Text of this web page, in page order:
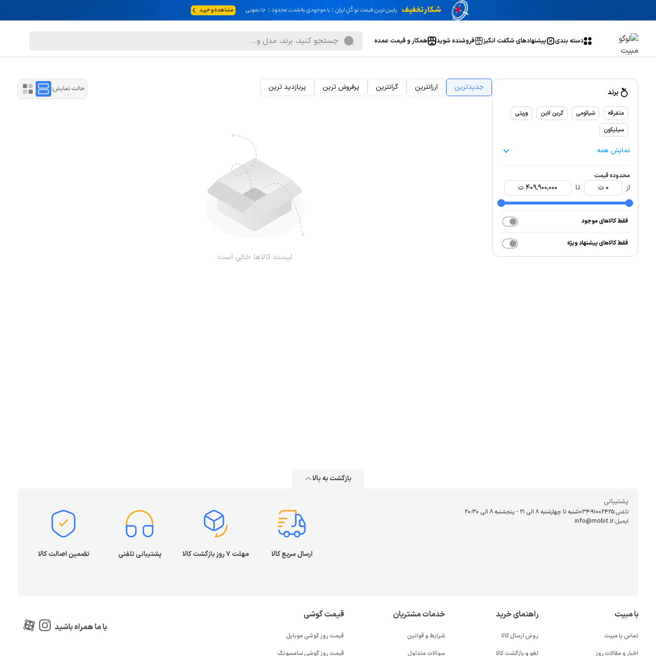
دسته بندی پیشنهاد‌های شگفت انگیز فروشنده شوید همکار و قیمت عمده
برند
متفرقه شیائومی گرین لاین
وریتی
سیلیکون
نمایش همه
محدوده قیمت
از 0 ت تا 409,900,000 ت
فقط کالاهای موجود
فقط کالاهای پیشنهاد ویژه
جدیدترین ارزانترین گرانترین پرفروش ترین پربازدید ترین حالت نمایش:
لیست کالاها خالی است
بازگشت به بالا
پشتیبانی
تلفنی:034-91002425شنبه تا چهارشنبه ۸ الی ۲۱ - پنجشنبه 8 الی ۲۰:۳۰
ایمیل:info@mobit.ir
ارسال سریع کالا مهلت ۷ روز بازگشت کالا پشتیبانی تلفنی تضمین اصالت کالا
با مبیت
تماس با مبیت
اخبار و مقالات روز
راهنمای خرید
روش ارسال کالا
لغو و بازگشت کالا
خدمات مشتریان
شرایط و قوانین
سوالات متداول
قیمت گوشی
قیمت روز گوشی موبایل
قیمت روز گوشی سامسونگ
با ما همراه باشید